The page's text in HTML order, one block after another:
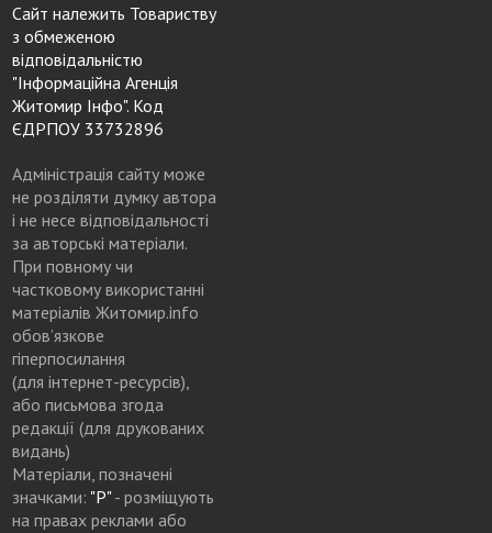
Сайт належить Товариству
з обмеженою
відповідальністю
"Інформаційна Агенція
Житомир Інфо". Код
ЄДРПОУ 33732896
Адміністрація сайту може
не розділяти думку автора
і не несе відповідальності
за авторські матеріали.
При повному чи
частковому використанні
матеріалів Житомир.info
обов’язкове
гіперпосилання
(для інтернет-ресурсів),
або письмова згода
редакції (для друкованих
видань)
Матеріали, позначені
значками: "Р"- розміщують
на правах реклами або